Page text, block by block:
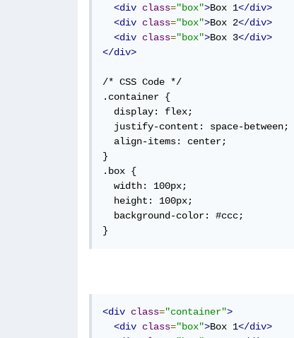
<div class="box">Box 1</div>
<div class="box">Box 2</div>
<div class="box">Box 3</div>
</div>
/* CSS Code */
.container {
  display: flex;
  justify-content: space-between;
  align-items: center;
}
.box {
  width: 100px;
  height: 100px;
  background-color: #ccc;
}
<div class="container">
<div class="box">Box 1</div>